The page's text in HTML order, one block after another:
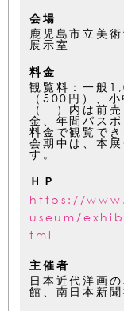
会場
鹿児島市立美
展示室
料金
観覧料：一般
（500円）、
（ ）内は前
金、年間パス
料金で観覧でき
会期中は、本
す。
ＨＰ
https://
useum/
tml
主催者
日本近代洋画
館、南日本新